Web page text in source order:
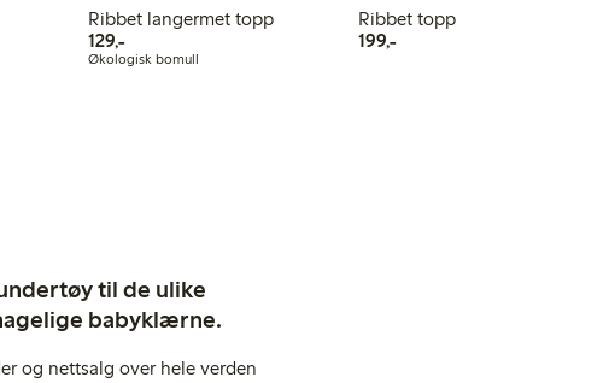
Ribbet langermet topp
129,-129,00 kr
Økologisk bomull
Ribbet topp
199,-199,00 kr
til de ulike
babyklærne.
og nettsalg over hele verden